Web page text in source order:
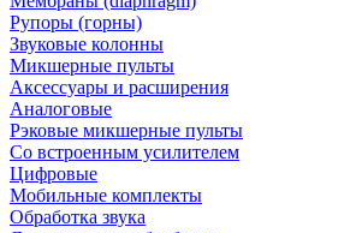
Рупоры (горны)
Звуковые колонны
Микшерные пульты
Аксессуары и расширения
Аналоговые
Рэковые микшерные пульты
Со встроенным усилителем
Цифровые
Мобильные комплекты
Обработка звука